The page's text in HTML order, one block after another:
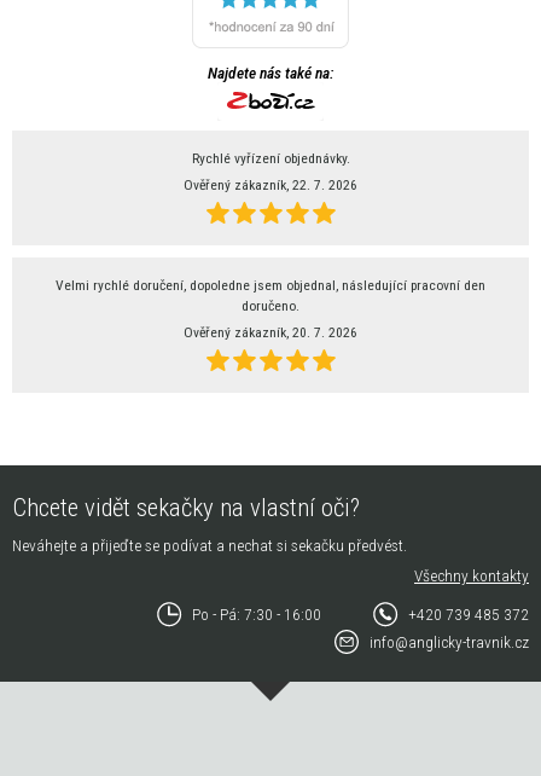
Najdete nás také na:
Rychlé vyřízení objednávky.
Ověřený zákazník, 22. 7. 2026
Velmi rychlé doručení, dopoledne jsem objednal, následující pracovní den
doručeno.
Ověřený zákazník, 20. 7. 2026
Chcete vidět sekačky na vlastní oči?
Neváhejte a přijeďte se podívat a nechat si sekačku předvést.
Všechny kontakty
Po - Pá: 7:30 - 16:00
+420 739 485 372
info@anglicky-travnik.cz